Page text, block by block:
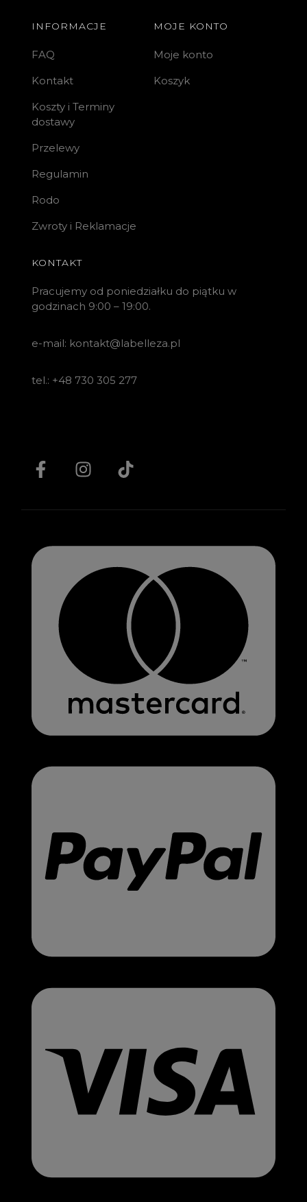
INFORMACJE
FAQ
Kontakt
Koszty i Terminy
dostawy
Przelewy
Regulamin
Rodo
Zwroty i Reklamacje
MOJE KONTO
Moje konto
Koszyk
KONTAKT
Pracujemy od poniedziałku do piątku w
godzinach 9:00 – 19:00.
e-mail: kontakt@labelleza.pl
tel.: +48 730 305 277